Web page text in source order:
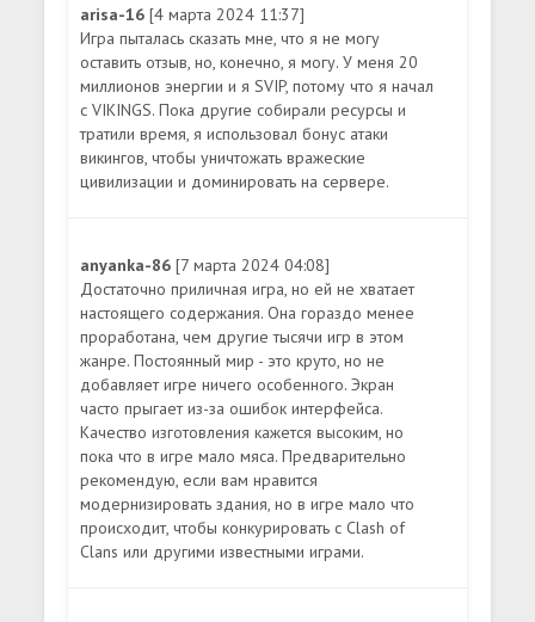
arisa-16[4 марта 2024 11:37]
Игра пыталась сказать мне, что я не могу
оставить отзыв, но, конечно, я могу. У меня 20
миллионов энергии и я SVIP, потому что я начал
с VIKINGS. Пока другие собирали ресурсы и
тратили время, я использовал бонус атаки
викингов, чтобы уничтожать вражеские
цивилизации и доминировать на сервере.
anyanka-86[7 марта 2024 04:08]
Достаточно приличная игра, но ей не хватает
настоящего содержания. Она гораздо менее
проработана, чем другие тысячи игр в этом
жанре. Постоянный мир - это круто, но не
добавляет игре ничего особенного. Экран
часто прыгает из-за ошибок интерфейса.
Качество изготовления кажется высоким, но
пока что в игре мало мяса. Предварительно
рекомендую, если вам нравится
модернизировать здания, но в игре мало что
происходит, чтобы конкурировать с Clash of
Clans или другими известными играми.